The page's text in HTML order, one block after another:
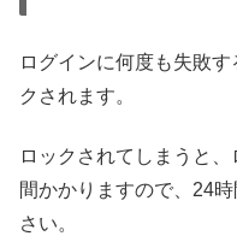
ログインに何度も失敗
クされます。
ロックされてしまうと
間かかりますので、24
さい。